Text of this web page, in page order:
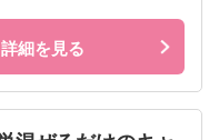
詳細を見る